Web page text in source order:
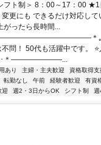
フト制＞ 8：00～17：00 ★1
更にも できるだけ対応し
がったら長時間...
＊｡･ ⭐
問！ 50代も活躍中です。
｡･＊―――――――...
あり 主婦・主夫歓迎 資格取得支
転勤なし 午前 経験者歓迎 有資
迎 週2・3日からOK シフト制 週